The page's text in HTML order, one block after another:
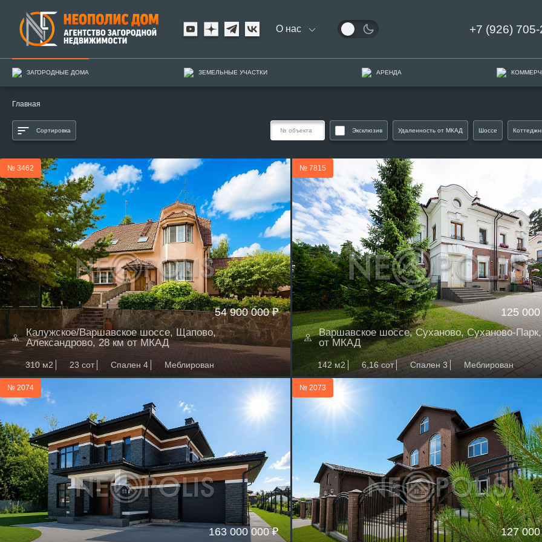
О нас +7 (926)
ЗАГОРОДНЫЕ ДОМА ЗЕМЕЛЬНЫЕ УЧАСТКИ АРЕНДА
Главная
Сортировка Эксклюзив Удаленность от МКАД Шоссе
№ 3462
54 900 000 ₽
Калужское/Варшавское шоссе, Щапово,
Александрово, 28 км от МКАД
310 м2 23 сот Спален 4 Меблирован
№ 7815
125
Варшавское шоссе, Суханово, Суханово-
от МКАД
142 м2 6,16 сот Спален 3 Меблирован
№ 2074
163 000 000 ₽
№ 2073
127